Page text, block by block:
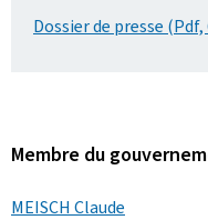
Dossier de presse (Pdf,
Membre du
MEISCH Claude